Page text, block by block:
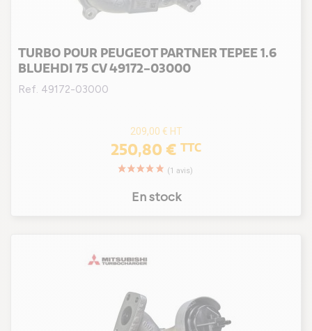
TURBO POUR PEUGEOT PARTNER TEPEE 1.6
BLUEHDI 75 CV 49172-03000
Ref. 49172-03000
209,00 € HT
250,80 € TTC
En stock